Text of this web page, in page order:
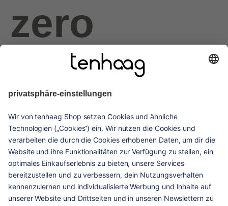
zero
haags
given
hilfe & service
kontakt